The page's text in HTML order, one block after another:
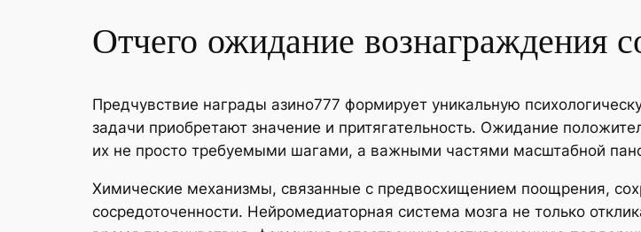
Отчего ожидание вознаграждения
Предчувствие награды азино777 формирует уникальную
задачи приобретают значение и притягательность. Ожидание
их не просто требуемыми шагами, а важными частями масштабной
Химические механизмы, связанные с предвосхищением поощрения,
сосредоточенности. Нейромедиаторная система мозга не только